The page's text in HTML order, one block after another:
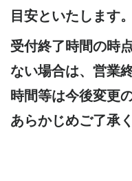
目安といたします。
受付終了時間の時
ない場合は、営業
時間等は今後変更
あらかじめご了承